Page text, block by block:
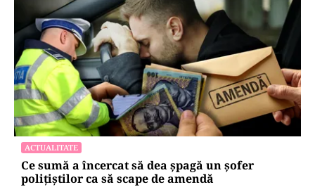
ACTUALITATE
Ce sumă a încercat să dea șpagă un șofer
polițiștilor ca să scape de amendă